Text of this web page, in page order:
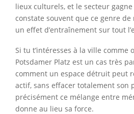
lieux culturels, et le secteur
constate souvent que ce genre
un effet d’entraînement sur tout
Si tu t’intéresses à la ville comme
Potsdamer Platz est un cas très
comment un espace détruit peut
actif, sans effacer totalement son
précisément ce mélange entre
donne au lieu sa force.